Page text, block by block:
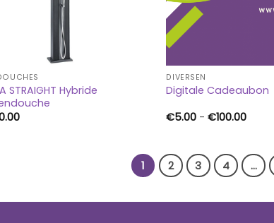
STRAIGHT Hybride
DIVERSEN
Digitale Cadeaubon
€5.00 - €100.00
1 2 3 4 …